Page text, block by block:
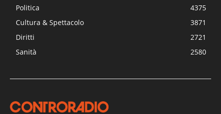
Politica
4375
Cultura & Spettacolo
3871
Diritti
2721
Sanità
2580